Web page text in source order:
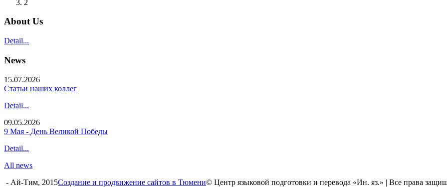
2
About Us
Detail...
News
15.07.2026
Статьи наших коллег
Detail...
09.05.2026
9 Мая - День Великой Победы
Detail...
All news
- Ай-Тим, 2015Создание и продвижение сайтов в Тюмени© Центр языковой подготовки и перевода «Ин. яз.» | Все права